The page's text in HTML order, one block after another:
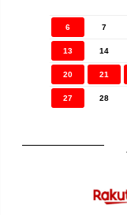
6 7
13 14
20 21
27 28